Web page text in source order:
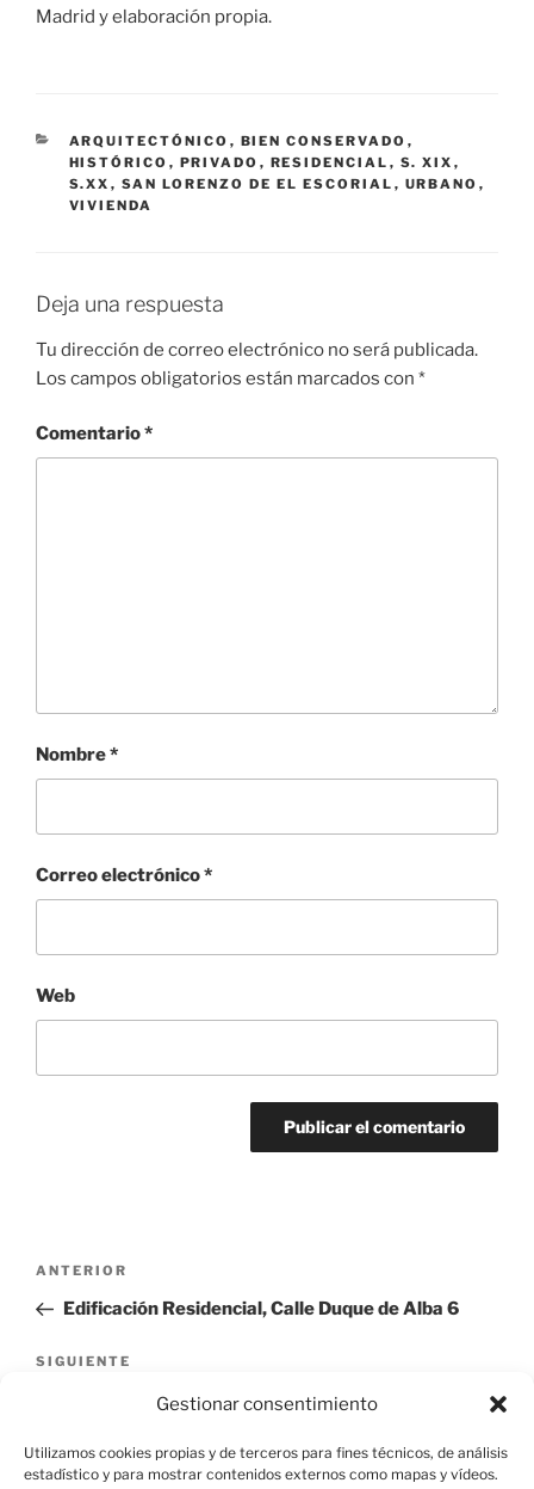
Gestionar consentimiento
Utilizamos cookies propias y de terceros para fines técnicos, de análisis
estadístico y para mostrar contenidos externos como mapas y vídeos.
Madrid y elaboración propia.
CATEGORÍAS
ARQUITECTÓNICO , BIEN CONSERVADO ,
HISTÓRICO , PRIVADO , RESIDENCIAL , S. XIX ,
S.XX , SAN LORENZO DE EL ESCORIAL , URBANO ,
VIVIENDA
Deja una respuesta
Tu dirección de correo electrónico no será publicada.
Los campos obligatorios están marcados con *
Comentario*
Nombre*
Correo electrónico*
Web
Navegación
entradas
Entrada
anterior:
ANTERIOR
Edificación Residencial, Calle Duque de Alba 6
Siguiente
SIGUIENTE
Edificación Residencial, Calle Duque de Alba 13